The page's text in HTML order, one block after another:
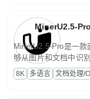
MinerU2.5-Pro
MinerU2.5-Pro是一
够从图片和文档中识
为便于存储、检索和
8K 多语言 文档处理/